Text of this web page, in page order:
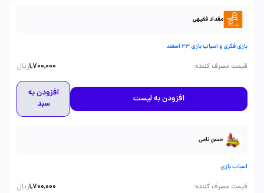
مقداد فقیهی
بازی فکری و اسباب بازی 23 اسفند
قیمت مصرف کننده:
1,700,000ریال
افزودن به لیست
افزودن به
سبد
حسن نامی
اسباب بازی
قیمت مصرف کننده:
1,700,000ریال